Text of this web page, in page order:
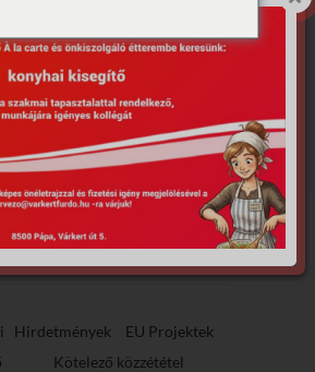
találat.
nem található, amit keresett.
Hirdetmények
EU Projektek
Kötelező közzététel